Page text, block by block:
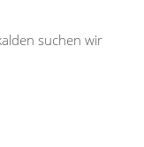
suchen wir